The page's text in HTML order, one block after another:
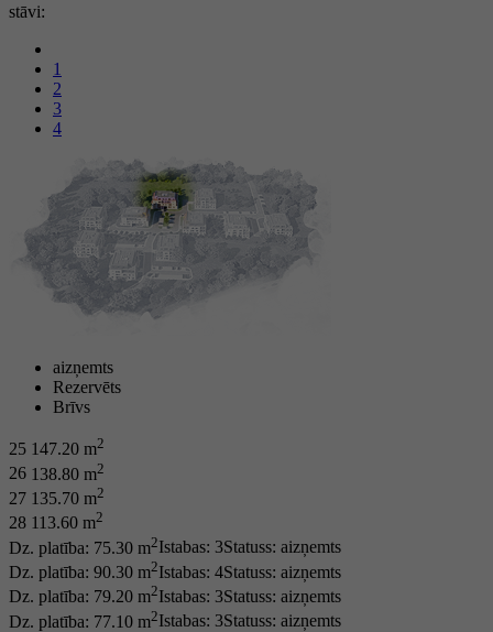
stāvi:
1
2
3
4
aizņemts
Rezervēts
Brīvs
25 147.20 m2
26 138.80 m2
27 135.70 m2
28 113.60 m2
Dz. platība: 75.30 m2Istabas: 3Statuss: aizņemts
Dz. platība: 90.30 m2Istabas: 4Statuss: aizņemts
Dz. platība: 79.20 m2Istabas: 3Statuss: aizņemts
Dz. platība: 77.10 m2Istabas: 3Statuss: aizņemts